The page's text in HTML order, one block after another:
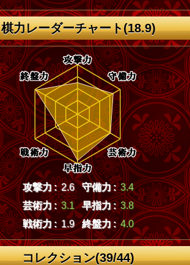
棋力レーダーチャート(18.9)
攻撃力 : 2.6 守備力 : 3.4
芸術力 : 3.1 早指力 : 3.8
戦術力 : 1.9 終盤力 : 4.0
コレクション(39/44)